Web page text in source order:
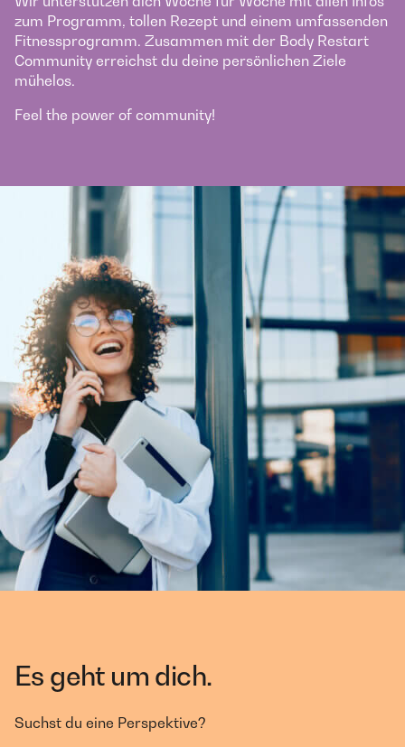
zum Programm, tollen Rezept und einem umfassenden
Fitnessprogramm. Zusammen mit der Body Restart
Community erreichst du deine persönlichen Ziele
mühelos.
Feel the power of community!
Es geht um dich.
Suchst du eine Perspektive?